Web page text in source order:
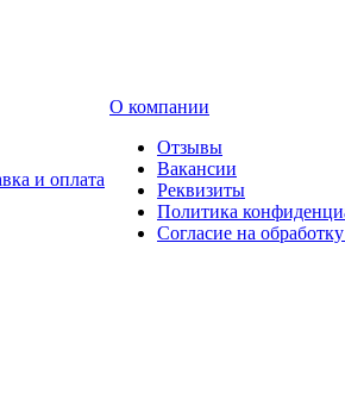
и оплата
О компании
Отзывы
Вакансии
Реквизиты
Политика
Согласие на